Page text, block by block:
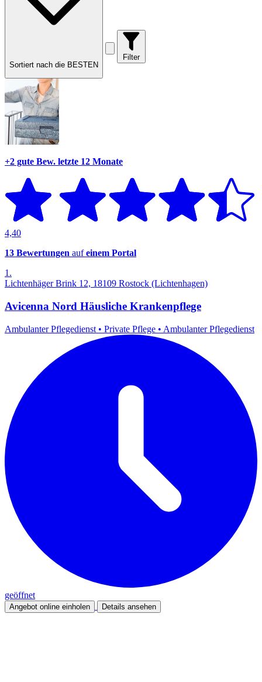
Sortiert nach die BESTEN
Filter
+2 gute Bew. letzte 12 Monate
4,40
13 Bewertungen aufeinem Portal
1.
Lichtenhäger Brink 12, 18109 Rostock (Lichtenhagen)
Avicenna Nord Häusliche Krankenpflege
Ambulanter Pflegedienst • Private Pflege • Ambulanter Pflegedienst
geöffnet
Angebot online einholen Details ansehen